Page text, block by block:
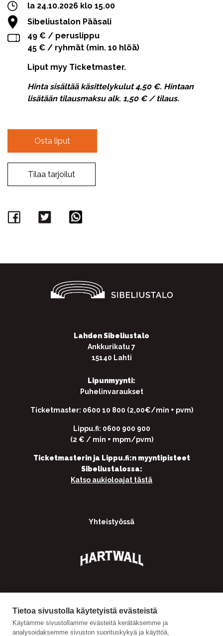
Tietoa sivustolla käytetyistä evästeistä
Käytämme sivustollamme evästeitä kerätäksemme ja
analysoidaksemme sivuston suorituskykyä ja käyttöä,
la 24.10.2026 klo 15.00
Sibeliustalon Pääsali
49 € / peruslippu
45 € / ryhmät (min. 10 hlöä)
Liput myy Ticketmaster.
Hinta sisältää käsittelykulut 4,50 €. Hintaan
lisätään tilausmaksu alk. 1,50 € / tilaus.
Osta liput
Tilaa tarjoilut
Facebook
Twitter
Lahden Sibeliustalo
Ankkurikatu 7
15140 Lahti
Lipunmyynti:
Puhelinvaraukset
Ticketmaster: 0600 10 800 (2,00€/min + pvm)
Lippu.fi: 0600 900 900
(2 € / min + mpm/pvm)
Ticketmasterin ja Lippu.fi:n myyntipisteet
Sibeliustalossa:
Katso aukioloajat tästä
Yhteistyössä